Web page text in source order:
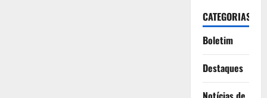
CATEGORIAS
Boletim
Destaques